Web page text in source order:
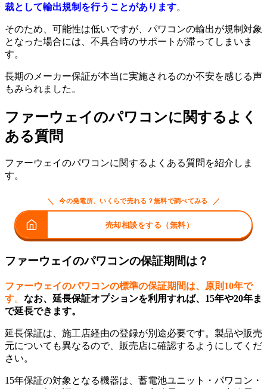
裁として輸出規制を行うことがあります。
そのため、可能性は低いですが、パワコンの輸出が規制対象
となった場合には、不具合時のサポートが滞ってしまいま
す。
長期のメーカー保証が本当に実施されるのか不安を感じる声
もみられました。
ファーウェイのパワコンに関するよく
ある質問
ファーウェイのパワコンに関するよくある質問を紹介しま
す。
＼ 今の発電所、いくらで売れる？無料で調べてみる ／
売却相談をする（無料）
ファーウェイのパワコンの保証期間は？
ファーウェイのパワコンの標準の保証期間は、原則10年で
す。 なお、延長保証オプションを利用すれば、15年や20年ま
で延長できます。
延長保証は、施工店経由の登録が別途必要です。製品や販売
元についても異なるので、販売店に確認するようにしてくだ
さい。
15年保証の対象となる機器は、蓄電池ユニット・パワコン・